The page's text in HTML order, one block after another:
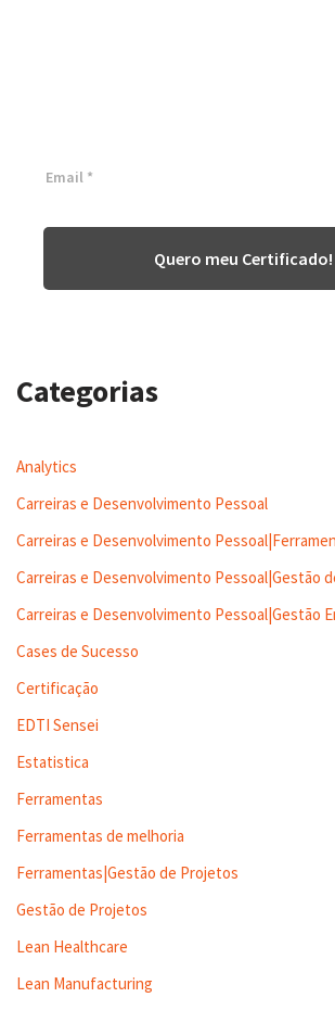
Quero meu Certificado!
Categorias
Analytics
Carreiras e Desenvolvimento Pessoal
Carreiras e Desenvolvimento
Carreiras e Desenvolvimento Pessoal|Gestão
Carreiras e Desenvolvimento Pessoal|Gestão
Cases de Sucesso
Certificação
EDTI Sensei
Estatistica
Ferramentas
Ferramentas de melhoria
Ferramentas|Gestão de Projetos
Gestão de Projetos
Lean Healthcare
Lean Manufacturing